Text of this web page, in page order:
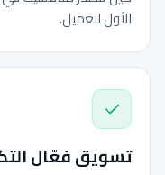
الأول للعميل.
تسويق فعّال